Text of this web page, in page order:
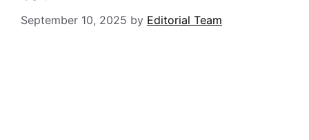
September 10, 2025 by Editorial Team